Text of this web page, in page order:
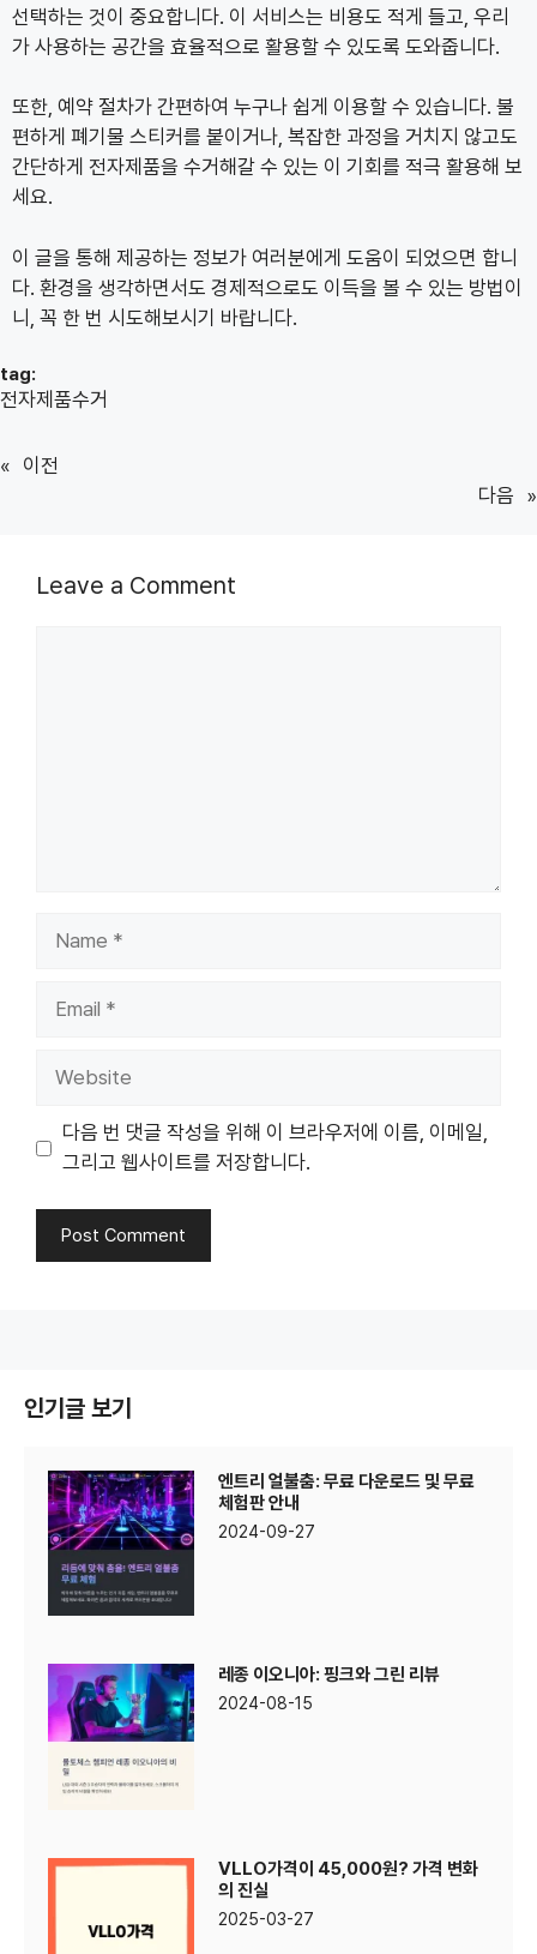
선택하는 것이 중요합니다. 이 서비스는 비용도 적게 들고, 우리
가 사용하는 공간을 효율적으로 활용할 수 있도록 도와줍니다.
또한, 예약 절차가 간편하여 누구나 쉽게 이용할 수 있습니다. 불
편하게 폐기물 스티커를 붙이거나, 복잡한 과정을 거치지 않고도
간단하게 전자제품을 수거해갈 수 있는 이 기회를 적극 활용해 보
세요.
이 글을 통해 제공하는 정보가 여러분에게 도움이 되었으면 합니
다. 환경을 생각하면서도 경제적으로도 이득을 볼 수 있는 방법이
니, 꼭 한 번 시도해보시기 바랍니다.
tag:
전자제품수거
« 이전
다음 »
Leave a Comment
다음 번 댓글 작성을 위해 이 브라우저에 이름, 이메일,
그리고 웹사이트를 저장합니다.
인기글 보기
엔트리 얼불춤: 무료 다운로드 및 무료
체험판 안내
2024-09-27
레종 이오니아: 핑크와 그린 리뷰
2024-08-15
VLLO가격이 45,000원? 가격 변화
의 진실
2025-03-27